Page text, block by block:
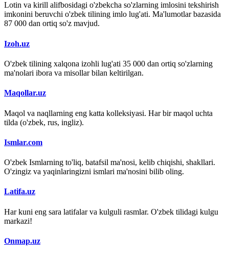
Lotin va kirill alifbosidagi o'zbekcha so'zlarning imlosini tekshirish
imkonini beruvchi o'zbek tilining imlo lug'ati. Ma'lumotlar bazasida
87 000 dan ortiq so'z mavjud.
Izoh.uz
O'zbek tilining xalqona izohli lug'ati 35 000 dan ortiq so'zlarning
ma'nolari ibora va misollar bilan keltirilgan.
Maqollar.uz
Maqol va naqllarning eng katta kolleksiyasi. Har bir maqol uchta
tilda (o'zbek, rus, ingliz).
Ismlar.com
O'zbek Ismlarning to'liq, batafsil ma'nosi, kelib chiqishi, shakllari.
O'zingiz va yaqinlaringizni ismlari ma'nosini bilib oling.
Latifa.uz
Har kuni eng sara latifalar va kulguli rasmlar. O'zbek tilidagi kulgu
markazi!
Onmap.uz